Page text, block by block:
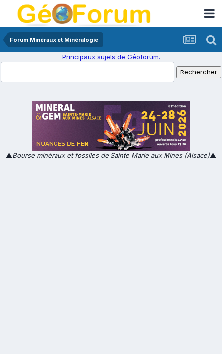
Forum Minéraux et Minéralogie
Principaux sujets de Géoforum.
▲Bourse minéraux et fossiles de Sainte Marie aux Mines (Alsace)▲